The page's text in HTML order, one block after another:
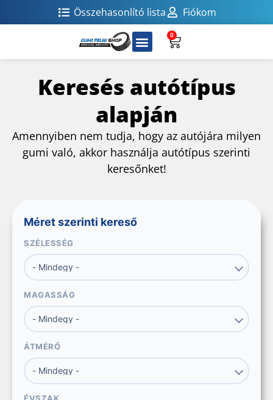
Összehasonlító lista Fiókom
0
Keresés autótípus
alapján
Amennyiben nem tudja, hogy az autójára milyen
gumi való, akkor használja autótípus szerinti
keresőnket!
Méret szerinti kereső
SZÉLESSÉG
MAGASSÁG
ÁTMÉRŐ